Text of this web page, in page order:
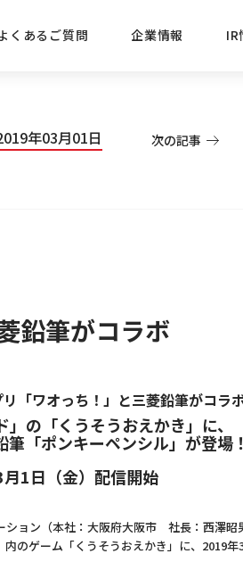
商品 目的
おす
くあるご質問 企業情報
方針 ごあいさつ
IR
ニュース 株式情報
年03月01日 次の記事
鉛筆がコラボ
「ワオっち！」と三菱鉛筆がコラ
」の「くうそうおえかき」に、
「ポンキーペンシル」が登場！
1日（金）配信開始
ン（本社：大阪府大阪市 社長：西澤昭
のゲーム「くうそうおえかき」に、2019